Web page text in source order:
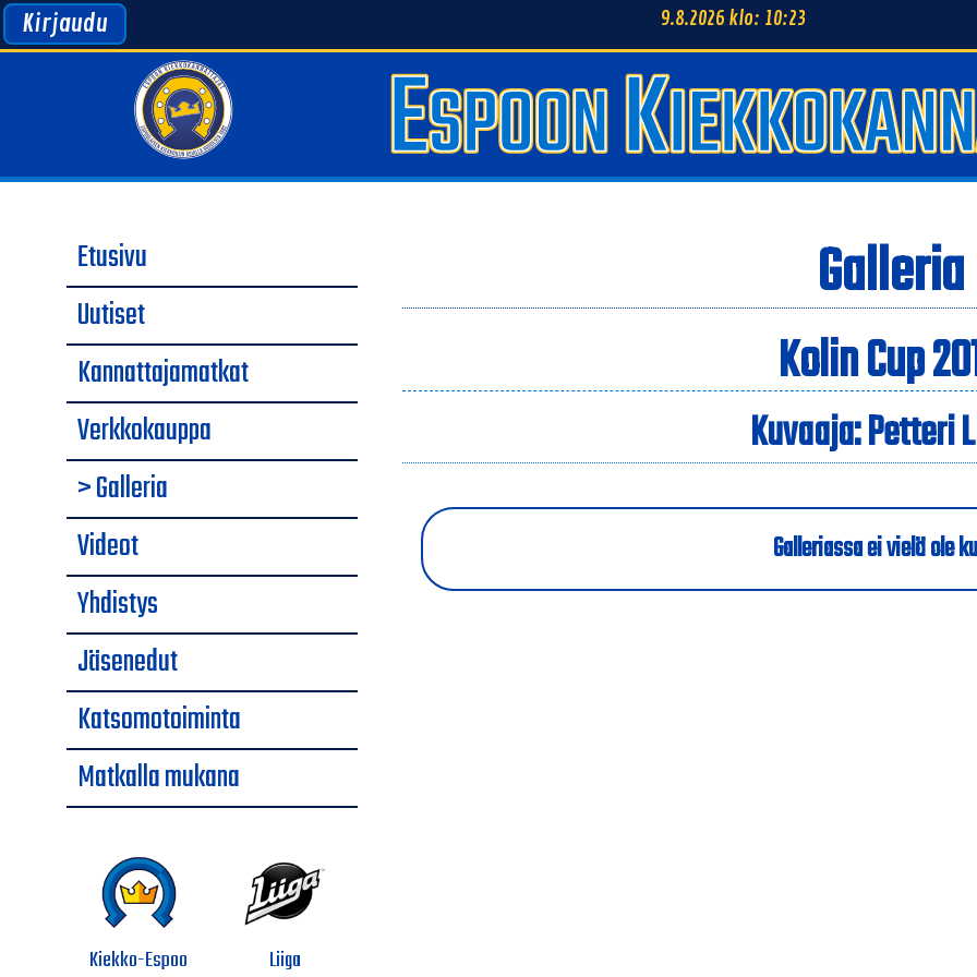
9.8.2026 klo: 10:23
Kirjaudu
Etusivu
Uutiset
Kannattajamatkat
Verkkokauppa
> Galleria
Videot
Yhdistys
Jäsenedut
Katsomotoiminta
Matkalla mukana
Kiekko-Espoo Liiga
Galleria
Kolin Cup
Kuvaaja: Petteri
Galleriassa ei vielä ole